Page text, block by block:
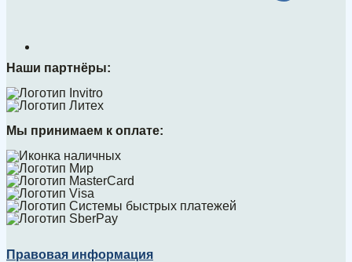
Наши партнёры:
Мы принимаем к оплате:
Правовая информация